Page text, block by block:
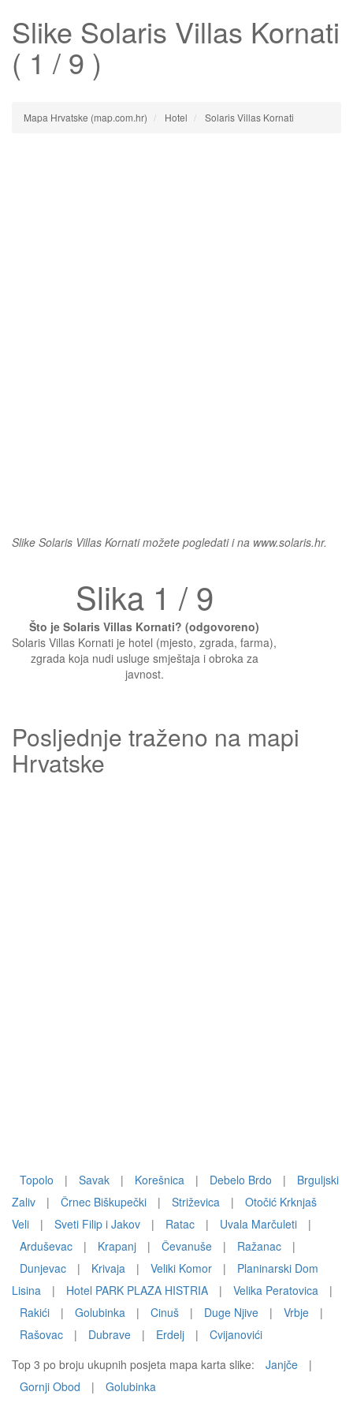
Slike Solaris Villas Kornati
( 1 / 9 )
Mapa Hrvatske (map.com.hr) Hotel Solaris Villas Kornati
Slike Solaris Villas Kornati možete pogledati i na www.solaris.hr.
Slika 1 / 9
Što je Solaris Villas Kornati? (odgovoreno)
Solaris Villas Kornati je hotel (mjesto, zgrada, farma),
zgrada koja nudi usluge smještaja i obroka za
javnost.
Posljednje traženo na mapi
Hrvatske
Topolo | Savak | Korešnica | Debelo Brdo |
Brguljski
Zaliv
| Črnec Biškupečki | Striževica |
Otočić Krknjaš
Veli
| Sveti Filip i Jakov | Ratac | Uvala Marčuleti
|
Arduševac
| Krapanj | Čevanuše | Ražanac
|
Dunjevac
| Krivaja | Veliki Komor |
Planinarski Dom
Lisina
| Hotel PARK PLAZA HISTRIA | Velika Peratovica
|
Rakići
| Golubinka | Cinuš | Duge Njive | Vrbje
|
Rašovac
| Dubrave | Erdelj |
Cvijanovići
Top 3 po broju ukupnih posjeta mapa karta slike:
Janjče
|
Gornji Obod
| Golubinka